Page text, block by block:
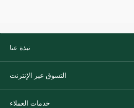
نبذة عنا
التسوق عبر الإنترنت
خدمات العملاء